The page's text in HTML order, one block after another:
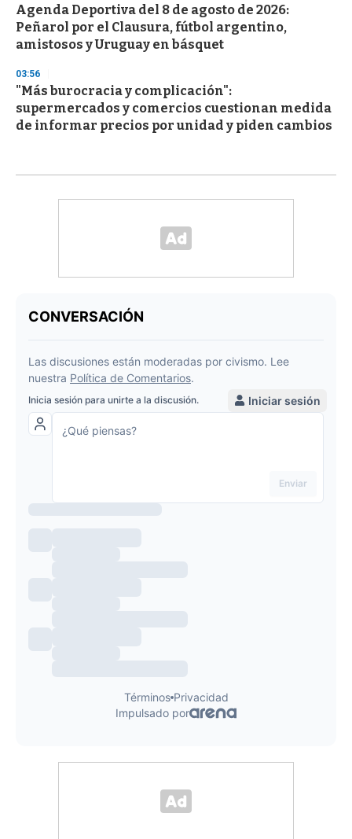
Agenda Deportiva del 8 de agosto de 2026:
Peñarol por el Clausura, fútbol argentino,
amistosos y Uruguay en básquet
03:56
"Más burocracia y complicación":
supermercados y comercios cuestionan medida
de informar precios por unidad y piden cambios